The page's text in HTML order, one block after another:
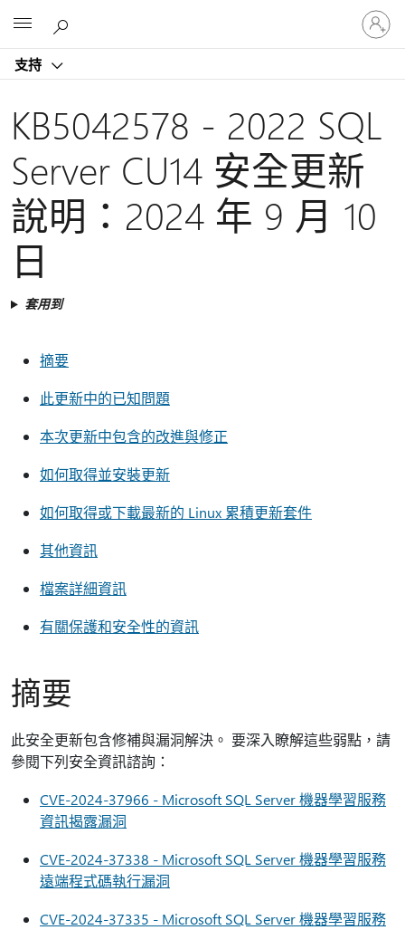
支持
登
入
您
KB5042578 - 2022 SQL
Server CU14 安全更新
說明：2024 年 9 月 10
日
套用到
摘要
此更新中的已知問題
本次更新中包含的改進與修正
如何取得並安裝更新
如何取得或下載最新的 Linux 累積更新套件
其他資訊
檔案詳細資訊
有關保護和安全性的資訊
摘要
此安全更新包含修補與漏洞解決。 要深入瞭解這些弱點，請
參閱下列安全資訊諮詢：
CVE-2024-37966 - Microsoft SQL Server 機器學習服務
資訊揭露漏洞
CVE-2024-37338 - Microsoft SQL Server 機器學習服務
遠端程式碼執行漏洞
CVE-2024-37335 - Microsoft SQL Server 機器學習服務